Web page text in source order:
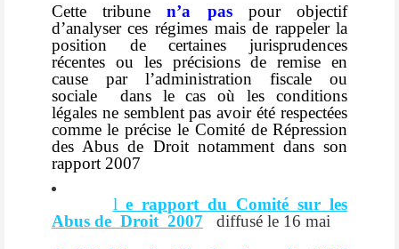
Cette tribunen’a paspour objectif
d’analyser ces régimes mais de rappeler la
position de certaines jurisprudences
récentes ou les précisions de remise en
cause par l’administration fiscale ou
sociale
dans le cas où les conditions
légales ne semblent pas avoir été respectées
comme le précise le Comité de Répression
des Abus de Droit notamment dans son
rapport 2007
le rapport du Comité sur les
Abus de Droit 2007 diffusé le 16 mai